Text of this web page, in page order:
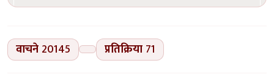
वाचने 20145 प्रतिक्रिया 71